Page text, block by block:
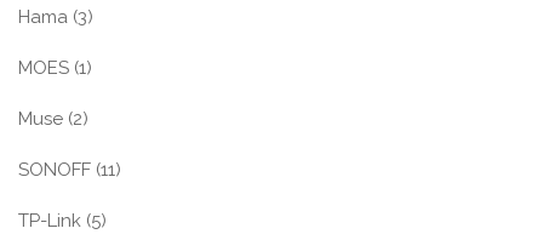
Hama (3)
MOES (1)
Muse (2)
SONOFF (11)
TP-Link (5)